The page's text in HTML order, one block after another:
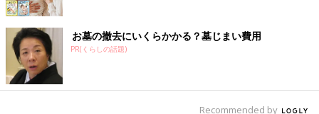
丸坊主にされたことを白状しておきます。(言い訳みたいになっ
にお尋ねして許可を得ております！)
息子はみんなに頭をなでてもらえることがうれしかったみたいで
気に入ってくれたのが救いでしたが、今後子どものヘアカットは
プロに頼もうと心に決めた瞬間でした。
お墓の撤去にいくらかかる？墓じまい費用
PR(くらしの話題)
Recommended by